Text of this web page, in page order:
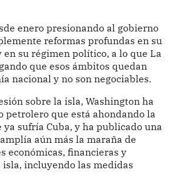
enero presionando al gobierno
reformas profundas en su
en su régimen político, a lo que La
que esos ámbitos quedan
nacional y no son negociables.
sobre la isla, Washington ha
petrolero que está ahondando la
sufría Cuba, y ha publicado una
aún más la maraña de
económicas, financieras y
incluyendo las medidas